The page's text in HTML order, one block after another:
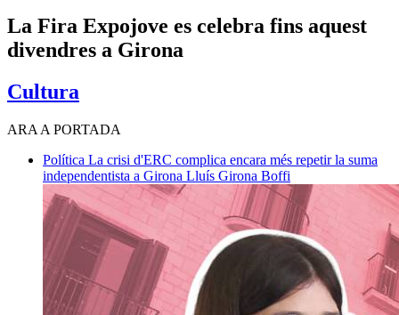
La Fira Expojove es celebra fins aquest
divendres a Girona
Cultura
ARA A PORTADA
Política La crisi d'ERC complica encara més repetir la suma
independentista a Girona Lluís Girona Boffi